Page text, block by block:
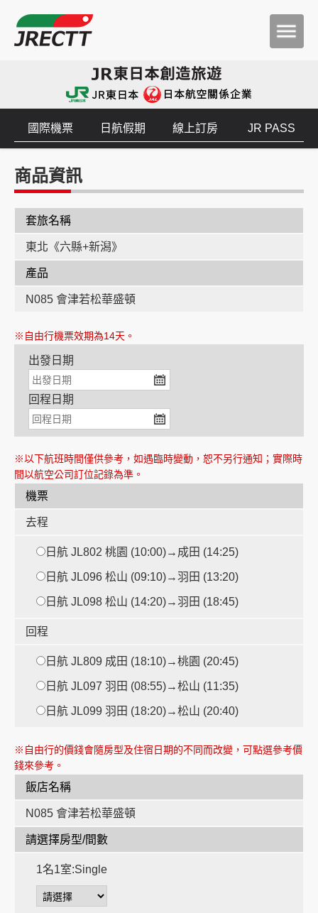
創造旅遊
國際機票 日航假期 線上訂房 JR PASS
商品資訊
套旅名稱
東北《六縣+新潟》
產品
N085 會津若松華盛頓
※自由行機票效期為14天。
出發日期
回程日期
※以下航班時間僅供參考，如遇臨時變動，恕不另行通知；實際時
間以航空公司訂位記錄為準。
機票
去程
日航 JL802 桃園 (10:00)→成田 (14:25)
日航 JL096 松山 (09:10)→羽田 (13:20)
日航 JL098 松山 (14:20)→羽田 (18:45)
回程
日航 JL809 成田 (18:10)→桃園 (20:45)
日航 JL097 羽田 (08:55)→松山 (11:35)
日航 JL099 羽田 (18:20)→松山 (20:40)
※自由行的價錢會隨房型及住宿日期的不同而改變，可點選參考價
錢來參考。
飯店名稱
N085 會津若松華盛頓
請選擇房型/間數
1名1室:Single